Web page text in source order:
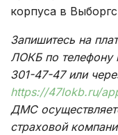
корпуса в
Запишитесь на
ЛОКБ по телефону
301-47-47 или
https://47lokb.ru/
ДМС
страховой